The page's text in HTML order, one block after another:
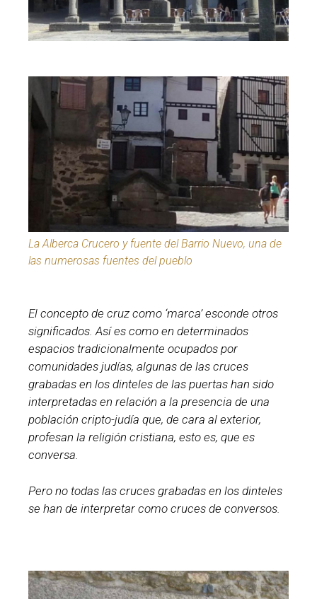
La Alberca Crucero y fuente del Barrio Nuevo, una de
las numerosas fuentes del pueblo
El concepto de cruz como ‘marca’ esconde otros
significados. Así es como en determinados
espacios tradicionalmente ocupados por
comunidades judías, algunas de las cruces
grabadas en los dinteles de las puertas han sido
interpretadas en relación a la presencia de una
población cripto-judía que, de cara al exterior,
profesan la religión cristiana, esto es, que es
conversa.
Pero no todas las cruces grabadas en los dinteles
se han de interpretar como cruces de conversos